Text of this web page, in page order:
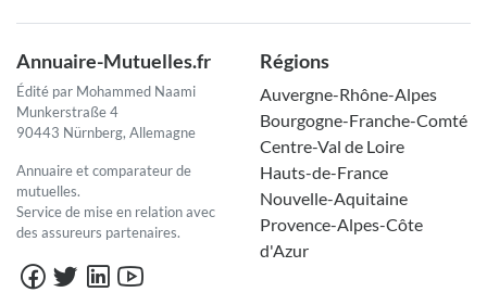
Annuaire-Mutuelles.fr
Édité par Mohammed Naami
Munkerstraße 4
90443 Nürnberg, Allemagne
Annuaire et comparateur de
mutuelles.
Service de mise en relation avec
des assureurs partenaires.
Régions
Auvergne-Rhône-Alpes
Bourgogne-Franche-Comté
Centre-Val de Loire
Hauts-de-France
Nouvelle-Aquitaine
Provence-Alpes-Côte
d'Azur